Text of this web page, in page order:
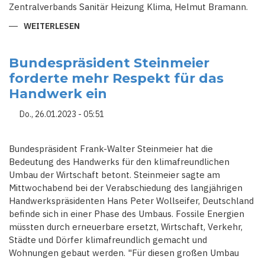
Zentralverbands Sanitär Heizung Klima, Helmut Bramann.
WEITERLESEN
GEGEN
STRIKTE
VERBOTE
NEUER
GAS-
UND
ÖLHEIZUNGEN
Bundespräsident Steinmeier
forderte mehr Respekt für das
Handwerk ein
Do., 26.01.2023 - 05:51
Bundespräsident Frank-Walter Steinmeier hat die
Bedeutung des Handwerks für den klimafreundlichen
Umbau der Wirtschaft betont. Steinmeier sagte am
Mittwochabend bei der Verabschiedung des langjährigen
Handwerkspräsidenten Hans Peter Wollseifer, Deutschland
befinde sich in einer Phase des Umbaus. Fossile Energien
müssten durch erneuerbare ersetzt, Wirtschaft, Verkehr,
Städte und Dörfer klimafreundlich gemacht und
Wohnungen gebaut werden. "Für diesen großen Umbau